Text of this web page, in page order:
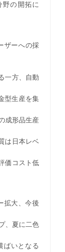
の開拓に
ーへの採
一方、自動
型生産を集
成形品生産
は日本レベ
価コスト低
大、今後
、夏に二色
いとなる